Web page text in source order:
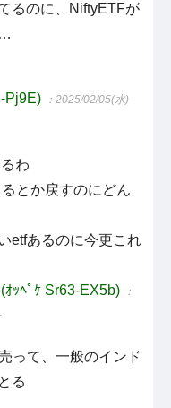
るのに、NiftyETFが
Pj9E) ：2025/02/05(水)
わ
とか戻すのにどん
etfあるのに今更これ
ｯﾍﾟｹ Sr63-EX5b) ：
て、一般のインド
る